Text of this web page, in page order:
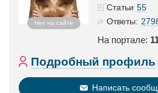
Нет на сайте
Статьи 55
Ответы:
На портале:
Подробный профиль
Написать